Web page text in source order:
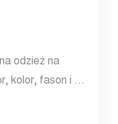
odzież na
kolor, fason i …